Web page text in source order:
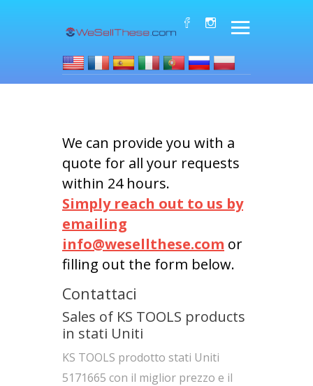
We can provide you with a
quote for all your requests
within 24 hours.
Simply reach out to us by
emailing
info@wesellthese.com or
filling out the form below.
Contattaci
Sales of KS TOOLS products
in stati Uniti
KS TOOLS prodotto stati Uniti
5171665 con il miglior prezzo e il